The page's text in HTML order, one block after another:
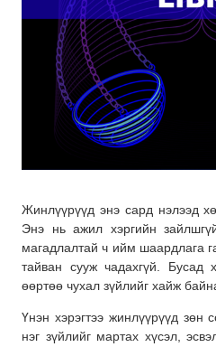
Жинлүүрүүд энэ сард нэлээд
Энэ нь ажил хэргийн
магадлалтай ч ийм шаардлага
тайван сууж чадахгүй. Бусад
өөртөө чухал зүйлийг хайж
Үнэн хэрэгтээ жинлүүрүүд
нэг зүйлийг мартах хүсэл,